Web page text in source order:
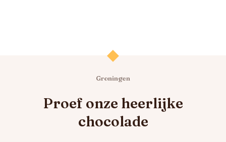
Groningen
Proef onze heerlijke
chocolade